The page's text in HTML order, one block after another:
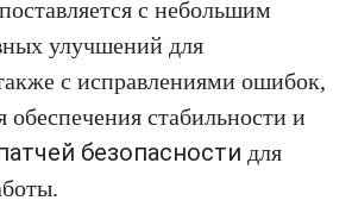
с небольшим
улучшений для
с исправлениями ошибок,
обеспечения стабильности и
безопасности для